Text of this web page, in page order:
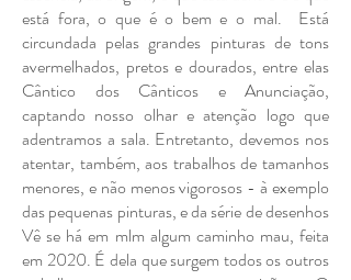
está fora, o que é o bem e o mal. Está
circundada pelas grandes pinturas de tons
avermelhados, pretos e dourados, entre elas
Cântico dos Cânticos e Anunciação,
captando nosso olhar e atenção logo que
adentramos a sala. Entretanto, devemos nos
atentar, também, aos trabalhos de tamanhos
menores, e não menos vigorosos - à exemplo
das pequenas pinturas, e da série de desenhos
Vê se há em mlm algum caminho mau, feita
em 2020. É dela que surgem todos os outros